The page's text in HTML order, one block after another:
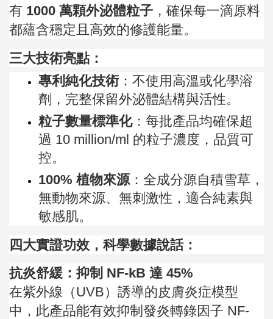
有 1000 萬顆外泌體粒子 ，確保每一滴原料
都蘊含穩定且高效的修護能量。
三大技術亮點：
專利純化技術：不使用高溫或化學溶
劑，完整保留外泌體結構與活性。
粒子數量標準化：每批產品均確保超
過 10 million/ml 的粒子濃度，品質可
控。
100% 植物來源 ：全成分源自積雪草，
無動物來源、無刺激性，適合純素與
敏感肌。
四大實證功效，科學數據說話：
抗炎舒緩：抑制 NF-kB 達 45%
在紫外線（UVB）誘導的皮膚炎症模型
中，此產品能有效抑制發炎轉錄因子 NF-